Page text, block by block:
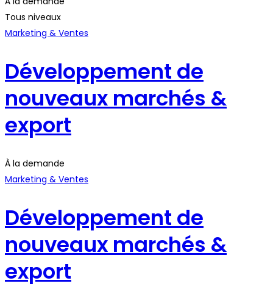
Tous niveaux
Marketing & Ventes
Développement de
nouveaux marchés &
export
À la demande
Marketing & Ventes
Développement de
nouveaux marchés &
export